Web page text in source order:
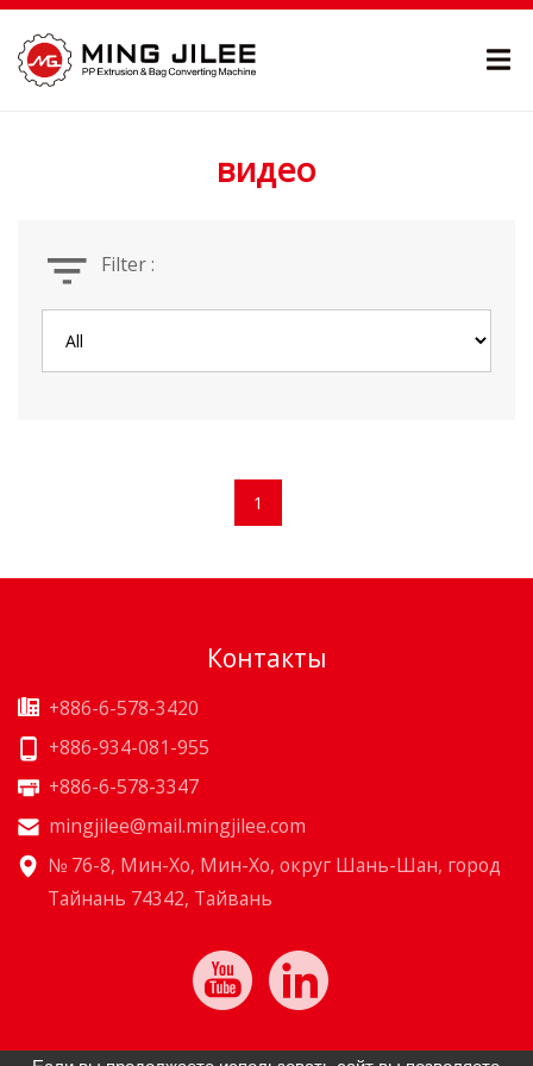
видео
Filter :
1
Контакты
+886-6-578-3420
+886-934-081-955
+886-6-578-3347
mingjilee@mail.mingjilee.com
№ 76-8, Мин-Хо, Мин-Хо, округ Шань-Шан, город
Тайнань 74342, Тайвань